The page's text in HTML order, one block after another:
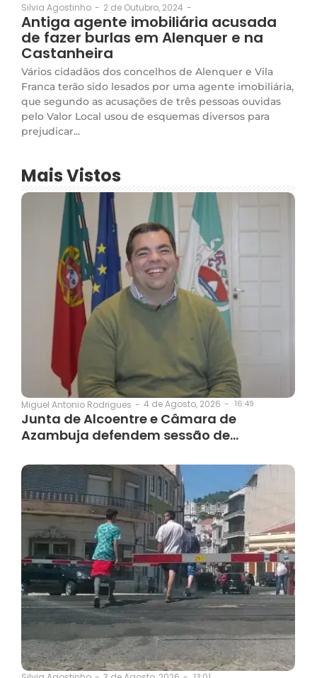
Silvia Agostinho - 2 de Outubro, 2024 -
Antiga agente imobiliária acusada
de fazer burlas em Alenquer e na
Castanheira
Vários cidadãos dos concelhos de Alenquer e Vila
Franca terão sido lesados por uma agente imobiliária,
que segundo as acusações de três pessoas ouvidas
pelo Valor Local usou de esquemas diversos para
prejudicar...
Mais Vistos
Miguel Antonio Rodrigues - 4 de Agosto, 2026 - 16:49
Junta de Alcoentre e Câmara de
Azambuja defendem sessão de…